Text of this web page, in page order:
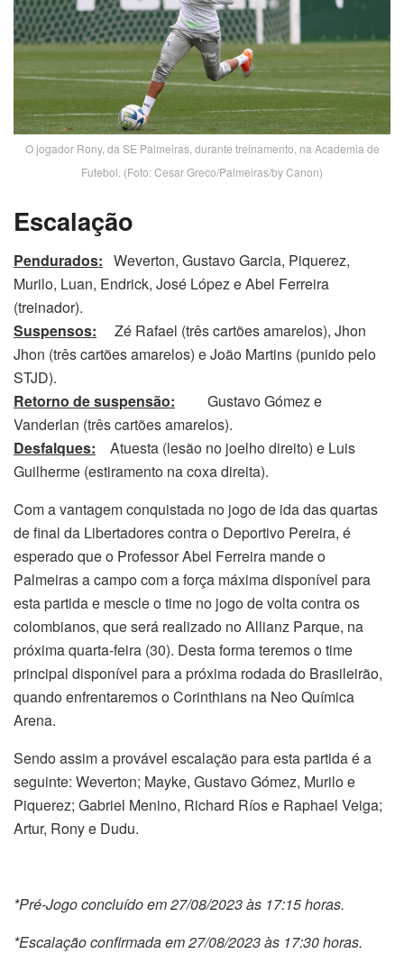
O jogador Rony, da SE Palmeiras, durante treinamento, na Academia de
Futebol. (Foto: Cesar Greco/Palmeiras/by Canon)
Escalação
Pendurados: Weverton, Gustavo Garcia, Piquerez,
Murilo, Luan, Endrick, José López e Abel Ferreira
(treinador).
Suspensos: Zé Rafael (três cartões amarelos), Jhon
Jhon (três cartões amarelos) e João Martins (punido pelo
STJD).
Retorno de suspensão:
Gustavo Gómez e
Vanderlan (três cartões amarelos).
Desfalques: Atuesta (lesão no joelho direito) e Luis
Guilherme (estiramento na coxa direita).
Com a vantagem conquistada no jogo de ida das quartas
de final da Libertadores contra o Deportivo Pereira, é
esperado que o Professor Abel Ferreira mande o
Palmeiras a campo com a força máxima disponível para
esta partida e mescle o time no jogo de volta contra os
colombianos, que será realizado no Allianz Parque, na
próxima quarta-feira (30). Desta forma teremos o time
principal disponível para a próxima rodada do Brasileirão,
quando enfrentaremos o Corinthians na Neo Química
Arena.
Sendo assim a provável escalação para esta partida é a
seguinte: Weverton; Mayke, Gustavo Gómez, Murilo e
Piquerez; Gabriel Menino, Richard Ríos e Raphael Veiga;
Artur, Rony e Dudu.
*Pré-Jogo concluído em 27/08/2023 às 17:15 horas.
*Escalação confirmada em 27/08/2023 às 17:30 horas.